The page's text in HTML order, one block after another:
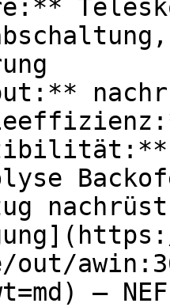
out/
—